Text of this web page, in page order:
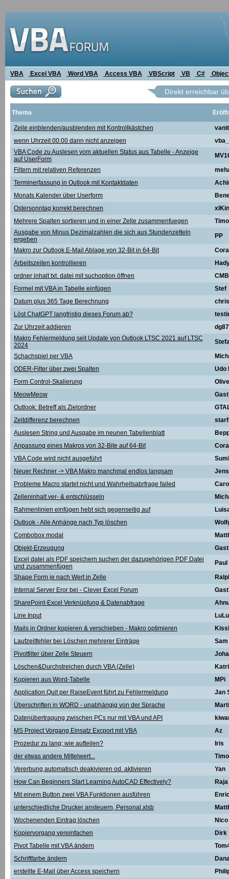
VBA Excel VBA Word VBA Access VBA VBScript VB C#
Direkt erreichbar
Thema
Zeile einblenden/ausblenden mit Kontrollkästchen
wenn Uhrzeit 00:00 dann nicht anzeigen
VBA Code zu Auslesen vom aktuellen Status aus Tabelle - Anzeige
auf UserForm
Filtern mit relativen Referenzen
Terminerfassung in Outlook mit Kontaktdaten
Monats Kalender über Userform
Ostersonntag korrekt berechnen
Mehrere Spalten sortieren und in einer Zelle zusammenfuegen
Timo
Ausgabe von Minus Dezimalzahlen die sich aus Stundenzetteln
ergeben
PP
Makro zur Outlook E-Mail Ablage von 32-Bit in 64-Bit
Arbeitszeiten kontrollieren
ordner inhalt txt. datei mit suchoption öffnen
Formel mit VBA in Tabelle einfügen
Stef
Datum plus 365 Tage Berechnung
Löst ChatGPT langfristig dieses Forum ab?
Zur Uhrzeit addieren
dg87
Makro Fehlermeldung seit Update von Outlook LTSC 2021 auf LTSC
2024
Schachspiel per VBA
ODER-Filter über zwei Spalten
Udo
Form Control-Skalierung
MeowMeow
Outlook: Betreff als Zielordner
Zeitdifferenz berechnen
Auslesen String und Ausgabe im neunen Tabellenblatt
Anpassung eines Makros von 32-Bite auf 64-Bit
VBA Code wird nicht ausgeführt
Suml
Neuer Rechner -> VBA Makro manchmal endlos langsam
Jens
Probleme Macro startet nicht und Wahrheitsabrfrage failed
Zelleninhalt ver- & entschlüsseln
Rahmenlinien einfügen hebt sich gegenseitig auf
Outlook - Alle Anhänge nach Typ löschen
Combobox modal
Objekt-Erzeugung
Excel datei als PDF speichern suchen der dazugehörigen PDF Datei
und zusammenfügen
Paul
Shape Form je nach Wert in Zelle
Internal Server Eror bei - Clever Excel Forum
SharePoint-Excel Verknüpfung & Datenabfrage
Line Input
LuLu
Mails in Ordner kopieren & verschieben - Makro optimieren
Laufzeitfehler bei Löschen mehrerer Einträge
Sam
Pivotfilter über Zelle Steuern
Löschen&Durchstreichen durch VBA (Zelle)
Kopieren aus Word-Tabelle
MPi
Application.Quit per RaiseEvent führt zu Fehlermeldung
Jan
Überschriften in WORD - unabhängig von der Sprache
Datenübertragung zwischen PCs nur mit VBA und API
MS Project Vorgang Einsatz Excport mit VBA
Az
Prozedur zu lang; wie aufteilen?
Iris
der etwas andere Mittelwert...
Timo
Vererbung automatisch deakivieren od. aktivieren
Yan
How Can Beginners Start Learning AutoCAD Effectively?
Raja
Mit einem Button zwei VBA Funktionen ausführen
unterschiedliche Drucker ansteuern, Personal.xlsb
Wochenenden Eintrag löschen
Nico
Kopiervorgang vereinfachen
Dirk
Pivot Tabelle mit VBA ändern
Schriftfarbe ändern
erstellte E-Mail über Access speichern